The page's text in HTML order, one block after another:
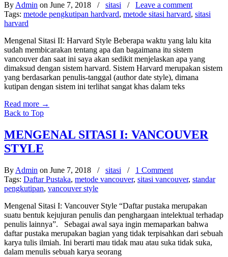
By Admin on June 7, 2018 / sitasi / Leave a comment
Tags: metode pengkutipan hardvard, metode sitasi harvard, sitasi
harvard
Mengenal Sitasi II: Harvard Style Beberapa waktu yang lalu kita
sudah membicarakan tentang apa dan bagaimana itu sistem
vancouver dan saat ini saya akan sedikit menjelaskan apa yang
dimaksud dengan sistem harvard. Sistem Harvard merupakan sistem
yang berdasarkan penulis-tanggal (author date style), dimana
kutipan dengan sistem ini terlihat sangat khas dalam teks
Read more →
Back to Top
MENGENAL SITASI I: VANCOUVER
STYLE
By Admin on June 7, 2018 / sitasi / 1 Comment
Tags: Daftar Pustaka, metode vancouver, sitasi vancouver, standar
pengkutipan, vancouver style
Mengenal Sitasi I: Vancouver Style “Daftar pustaka merupakan
suatu bentuk kejujuran penulis dan penghargaan intelektual terhadap
penulis lainnya”. Sebagai awal saya ingin memaparkan bahwa
daftar pustaka merupakan bagian yang tidak terpisahkan dari sebuah
karya tulis ilmiah. Ini berarti mau tidak mau atau suka tidak suka,
dalam menulis sebuah karya seorang